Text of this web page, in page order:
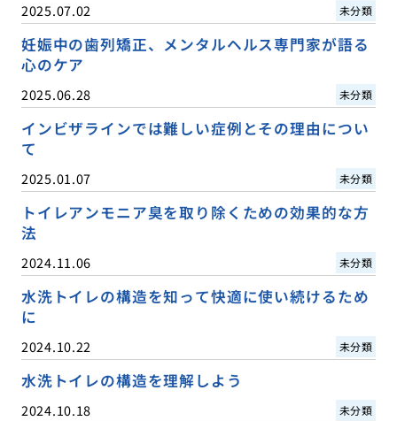
2025.07.02 未分類
妊娠中の歯列矯正、メンタルヘルス専門家が語る
心のケア
2025.06.28 未分類
インビザラインでは難しい症例とその理由につい
て
2025.01.07 未分類
トイレアンモニア臭を取り除くための効果的な方
法
2024.11.06 未分類
水洗トイレの構造を知って快適に使い続けるため
に
2024.10.22 未分類
水洗トイレの構造を理解しよう
2024.10.18 未分類